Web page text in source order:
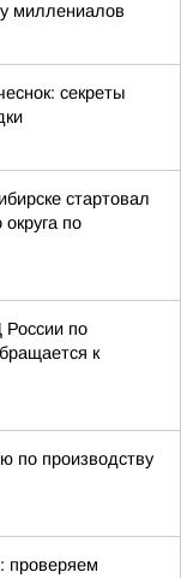
миллениалов
секреты
стартовал
по
по
к
по производству
проверяем